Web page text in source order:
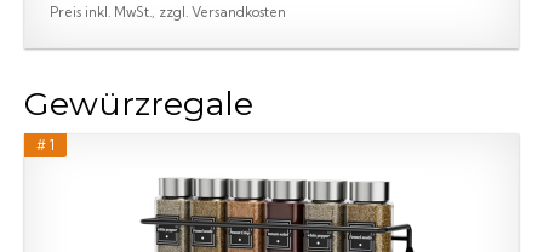
Preis inkl. MwSt., zzgl. Versandkosten
Gewürzregale
# 1